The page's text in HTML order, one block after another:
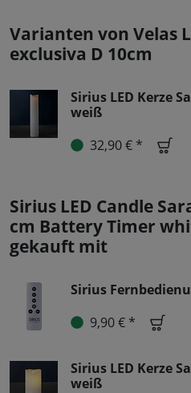
Varianten von Velas
exclusiva D 10cm
Sirius LED Kerze
weiß
32,90 € *
Sirius LED Candle
cm Battery Timer
gekauft mit
Sirius
9,90 € *
Sirius LED Kerze
weiß